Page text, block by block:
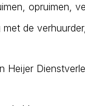
opruimen,
de